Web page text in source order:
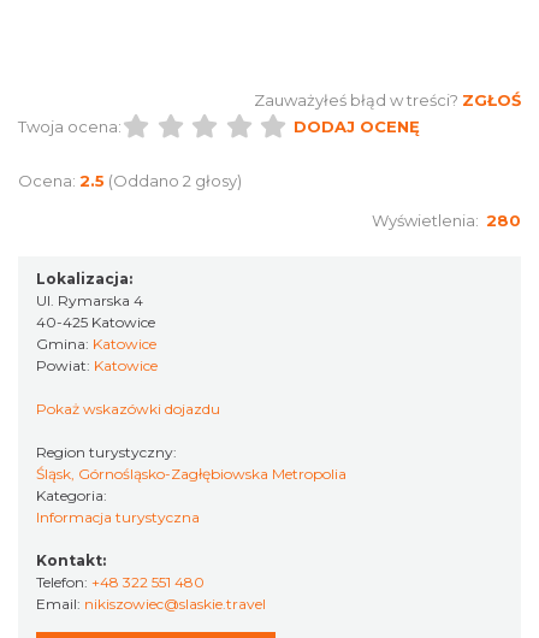
Zauważyłeś błąd w treści? ZGŁOŚ
Twoja ocena:
DODAJ OCENĘ
Ocena: 2.5 (Oddano 2 głosy)
Wyświetlenia: 280
Lokalizacja:
Ul. Rymarska 4
40-425 Katowice
Gmina: Katowice
Powiat: Katowice
Pokaż wskazówki dojazdu
Region turystyczny:
Śląsk, Górnośląsko-Zagłębiowska Metropolia
Kategoria:
Informacja turystyczna
Kontakt:
Telefon: +48 322 551 480
Email: nikiszowiec@slaskie.travel